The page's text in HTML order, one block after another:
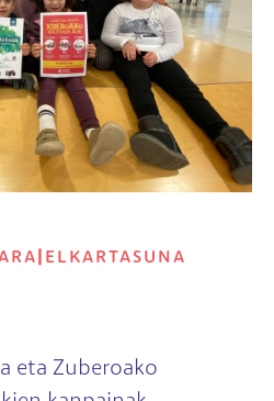
ELKARTASUNA
eta Zuberoako